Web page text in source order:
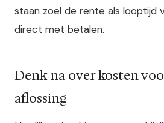
staan zoel de rente als looptijd
direct met betalen.
Denk na over kosten
aflossing